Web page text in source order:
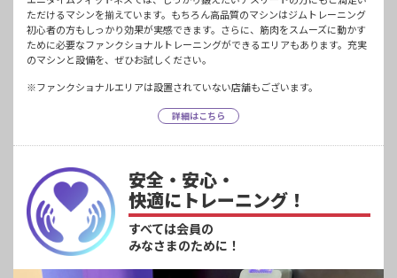
ただけるマシンを揃えています。もちろん高品質のマシンはジムトレーニング
初心者の方もしっかり効果が実感できます。さらに、筋肉をスムーズに動かす
ために必要なファンクショナルトレーニングができるエリアもあります。充実
のマシンと設備を、ぜひお試しください。
※ファンクショナルエリアは設置されていない店舗もございます。
詳細はこちら
安全・安心・
快適にトレーニング！
すべては会員の
みなさまのために！